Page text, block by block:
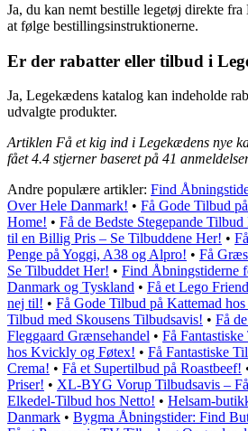
Ja, du kan nemt bestille legetøj direkte
at følge bestillingsinstruktionerne.
Er der rabatter eller tilbud i
Ja, Legekædens katalog kan indeholde
udvalgte produkter.
Artiklen Få et kig ind i Legekædens nye
fået4.4 stjerner baseret på 41
Andre populære artikler: Find
Over Hele Danmark! • Få Gode Tilbud
Home! • Få de Bedste Stegepande
til en Billig Pris – Se Tilbuddene Her! •
Penge på Yoggi, A38 og Alpro! • Få
Se Tilbuddet Her! • Find Åbningstiderne
Danmark og Tyskland • Få et Lego
nej til! • Få Gode Tilbud på Kattemad
Tilbud med Skousens Tilbudsavis! • Få
Fleggaard Grænsehandel • Få
hos Kvickly og Føtex! • Få Fantastiske
Crema! • Få et Supertilbud på Roastbeef!
Priser! • XL-BYG Vorup Tilbudsavis –
Elkedel-Tilbud hos Netto! • Helsam-
Danmark • Bygma Åbningstider: Find